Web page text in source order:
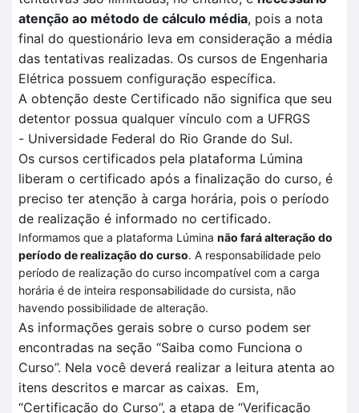
atenção ao método de cálculo média, pois a nota
final do questionário leva em consideração a média
das tentativas realizadas. Os cursos de Engenharia
Elétrica possuem configuração específica.
A obtenção deste Certificado não significa que seu
detentor possua qualquer vínculo com a UFRGS
- Universidade Federal do Rio Grande do Sul.
Os cursos certificados pela plataforma Lúmina
liberam o certificado após a finalização do curso, é
preciso ter atenção à carga horária, pois o período
de realização é informado no certificado.
Informamos que a plataforma Lúmina não fará alteração do
período de realização do curso. A responsabilidade pelo
período de realização do curso incompatível com a carga
horária é de inteira responsabilidade do cursista, não
havendo possibilidade de alteração.
As informações gerais sobre o curso podem ser
encontradas na seção “Saiba como Funciona o
Curso”. Nela você deverá realizar a leitura atenta ao
itens descritos e marcar as caixas. Em,
“Certificação do Curso”, a etapa de “Verificação